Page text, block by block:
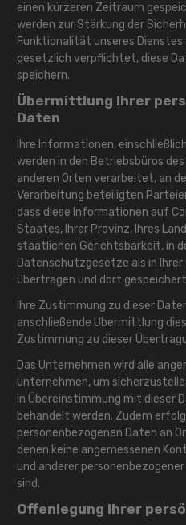
einen kürzeren Zeitraum
werden zur Stärkung der
Funktionalität unseres Dienstes
gesetzlich verpflichtet, diese
speichern.
Übermittlung Ihrer
Daten
Ihre Informationen,
werden in den Betriebsbüros
anderen Orten verarbeitet, an
Verarbeitung beteiligten
dass diese Informationen auf
Staates, Ihrer Provinz, Ihres
staatlichen Gerichtsbarkeit, in
Datenschutzgesetze als in
übertragen und dort
Ihre Zustimmung zu dieser
anschließende Übermittlung
Zustimmung zu dieser
Das Unternehmen wird alle
unternehmen, um
in Übereinstimmung mit dieser
behandelt werden. Zudem
personenbezogenen Daten an
denen keine angemessenen
und anderer
sind.
Offenlegung Ihrer